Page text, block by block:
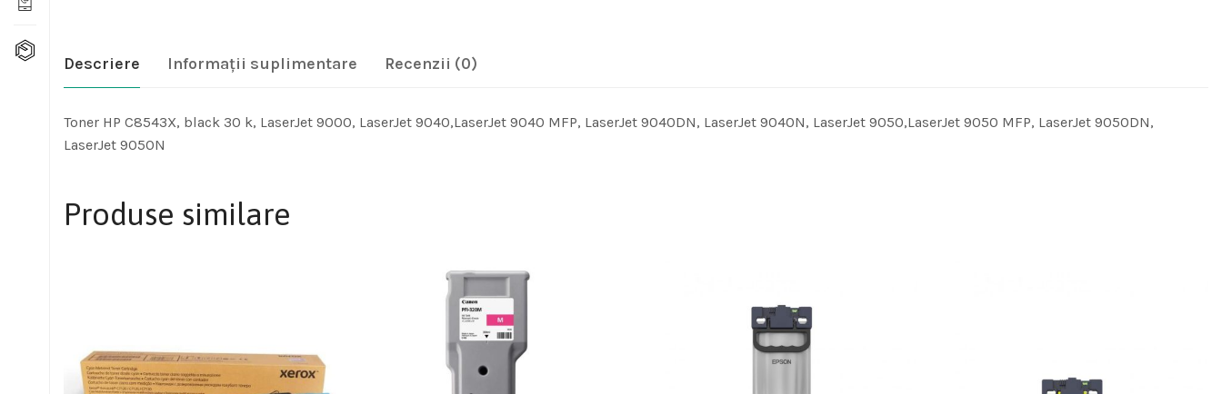
Descriere Informații suplimentare Recenzii (0)
Toner HP C8543X, black 30 k, LaserJet 9000, LaserJet 9040,LaserJet 9040 MFP, LaserJet 9040DN, LaserJet 9040N, LaserJet 9050,LaserJet 9050 MFP, LaserJet 9050DN,
LaserJet 9050N
Produse similare